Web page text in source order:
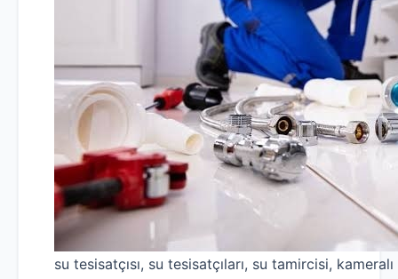
su tesisatçısı, su tesisatçıları, su tamircisi,